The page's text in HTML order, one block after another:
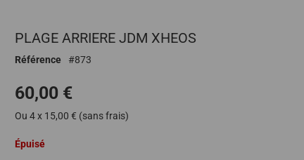
PLAGE ARRIERE JDM XHEOS
Référence 873
60,00 €
Ou 4 x 15,00 € (sans frais)
Épuisé